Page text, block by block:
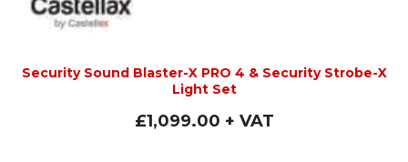
Security Sound Blaster-X PRO 4 & Security Strobe-X
Light Set
£1,099.00 + VAT